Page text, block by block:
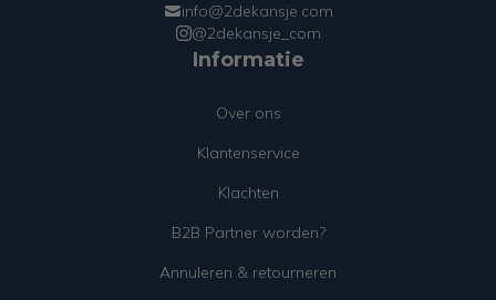
info@2dekansje.com
@2dekansje_com
Informatie
Over ons
Klantenservice
Klachten
B2B Partner worden?
Annuleren & retourneren